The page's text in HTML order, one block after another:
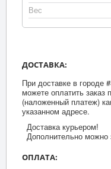
Вес
ДОСТАВКА:
При доставке в городе
можете оплатить заказ
(наложенный платеж)
указанном адресе.
Доставка курьером!
Дополнительно можно
ОПЛАТА: